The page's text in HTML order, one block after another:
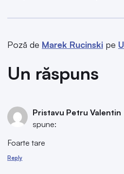
Poză de Marek Rucinski pe
Un răspuns
Pristavu Petru Valentin
spune:
Foarte tare
Reply